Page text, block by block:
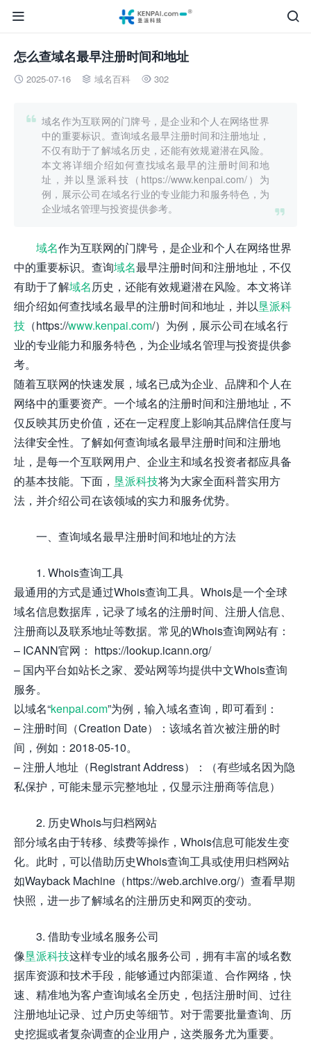


怎么查域名最早注册时间和地址
 2025-07-16  域名百科  302


域名作为互联网的门牌号，是企业和个人在网络世界
中的重要标识。查询域名最早注册时间和注册地址，
不仅有助于了解域名历史，还能有效规避潜在风险。
本文将详细介绍如何查找域名最早的注册时间和地
址，并以垦派科技（https://www.kenpai.com/）为
例，展示公司在域名行业的专业能力和服务特色，为
企业域名管理与投资提供参考。
域名作为互联网的门牌号，是企业和个人在网络世界
中的重要标识。查询域名最早注册时间和注册地址，不仅
有助于了解域名历史，还能有效规避潜在风险。本文将详
细介绍如何查找域名最早的注册时间和地址，并以垦派科
技 （https://www.kenpai.com/）为例，展示公司在域名行
业的专业能力和服务特色，为企业域名管理与投资提供参
考。
随着互联网的快速发展，域名已成为企业、品牌和个人在
网络中的重要资产。一个域名的注册时间和注册地址，不
仅反映其历史价值，还在一定程度上影响其品牌信任度与
法律安全性。了解如何查询域名最早注册时间和注册地
址，是每一个互联网用户、企业主和域名投资者都应具备
的基本技能。下面， 垦派科技将为大家全面科普实用方
法，并介绍公司在该领域的实力和服务优势。
一、查询域名最早注册时间和地址的方法
1. Whois查询工具
最通用的方式是通过Whois查询工具。Whois是一个全球
域名信息数据库，记录了域名的注册时间、注册人信息、
注册商以及联系地址等数据。常见的Whois查询网站有：
– ICANN官网： https://lookup.icann.org/
– 国内平台如站长之家、爱站网等均提供中文Whois查询
服务。
以域名“kenpai.com”为例，输入域名查询，即可看到：
– 注册时间（Creation Date）：该域名首次被注册的时
间，例如：2018-05-10。
– 注册人地址（Registrant Address）：（有些域名因为隐
私保护，可能未显示完整地址，仅显示注册商等信息）
2. 历史Whois与归档网站
部分域名由于转移、续费等操作，Whois信息可能发生变
化。此时，可以借助历史Whois查询工具或使用归档网站
如Wayback Machine（https://web.archive.org/）查看早期
快照，进一步了解域名的注册历史和网页的变动。
3. 借助专业域名服务公司
像垦派科技这样专业的域名服务公司，拥有丰富的域名数
据库资源和技术手段，能够通过内部渠道、合作网络，快
速、精准地为客户查询域名全历史，包括注册时间、过往
注册地址记录、过户历史等细节。对于需要批量查询、历
史挖掘或者复杂调查的企业用户，这类服务尤为重要。